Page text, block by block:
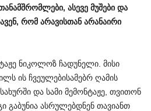
, ასევე მუშები და
, რომ არავისთან არანაირი
ნიკოლოზ ჩადუნელი. მისი
ის ჩვეულებისამებრ ღამის
და სამი მემონტაჟე, თვითონ
გაბუნია ასრულებდნენ თავიანთ